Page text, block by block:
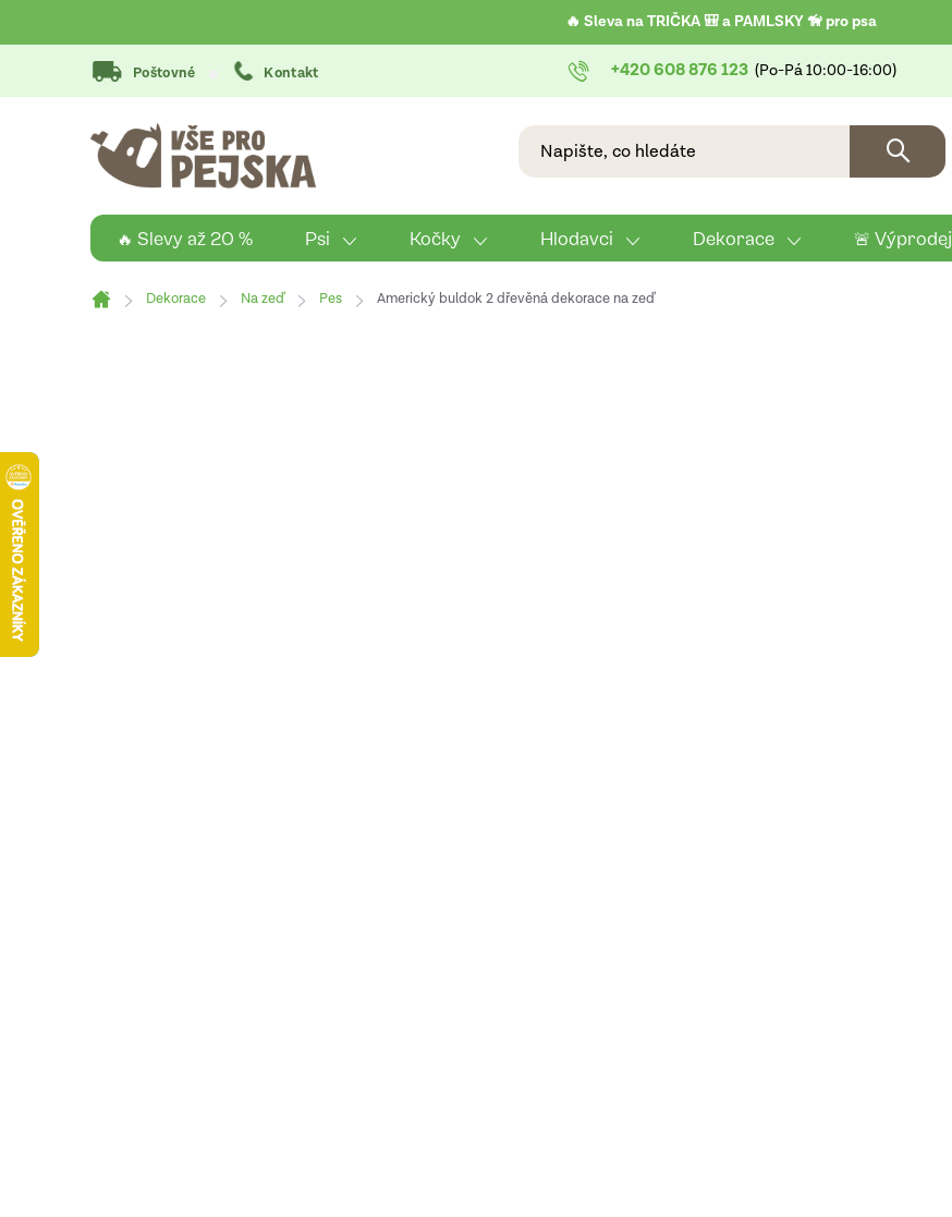
na
🔥 Sleva na TRIČKA 🎒 a PAMLSKY 🦮 pro psa
+420 608 876 123
Poštovné Kontakt
🔥 Slevy až 20 % Psi Kočky Hlodavci Dekorace 🚨 Výprodej
Domů
Dekorace Na zeď Pes Americký buldok 2 dřevěná dekorace na zeď